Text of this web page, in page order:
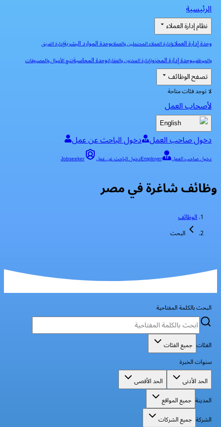
الرئيسية
نظام إدارة العملاء
وحدة إدارة العملاءإدارة العملاء المحتملين والعملاءوحدة الموارد البشريةإدارة الفريق
والموظفينوحدة إدارة المخزونإدارة المخزون والعقاراتوحدة المحاسبةتتبع الأموال والمصروفات
تصفح الوظائف
لا توجد فئات متاحة
لأصحاب العمل
English
دخول صاحب العمل دخول الباحث عن عمل
دخول صاحب العمل Employerدخول الباحث عن عمل Jobseeker
وظائف شاغرة في مصر
الوظائف
البحث
البحث بالكلمة المفتاحية
الفئات جميع الفئات
سنوات الخبرة
الحد الأدنى
الحد الأقصى
المدينة جميع المواقع
الشركة جميع الشركات